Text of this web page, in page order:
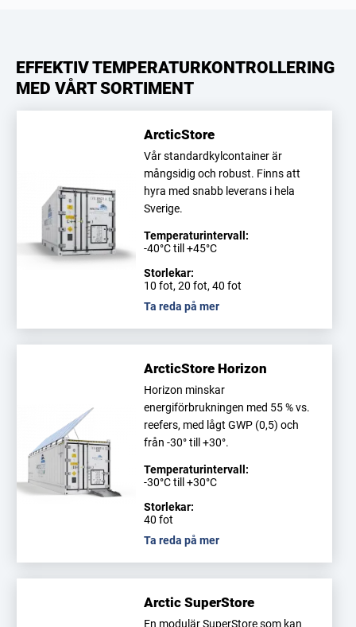
EFFEKTIV TEMPERATURKONTROLLERING
MED VÅRT SORTIMENT
ArcticStore
Vår standardkylcontainer är
mångsidig och robust. Finns att
hyra med snabb leverans i hela
Sverige.
Temperaturintervall:
-40°C till +45°C
Storlekar:
10 fot, 20 fot, 40 fot
Ta reda på mer
ArcticStore Horizon
Horizon minskar
energiförbrukningen med 55 % vs.
reefers, med lågt GWP (0,5) och
från -30° till +30°.
Temperaturintervall:
-30°C till +30°C
Storlekar:
40 fot
Ta reda på mer
Arctic SuperStore
En modulär SuperStore som kan